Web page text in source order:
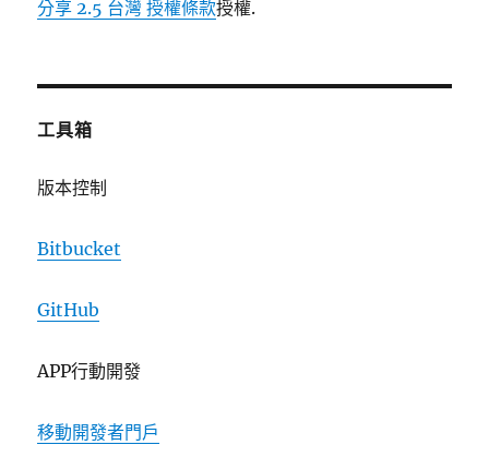
分享 2.5 台灣 授權條款授權.
工具箱
版本控制
Bitbucket
GitHub
APP行動開發
移動開發者門戶